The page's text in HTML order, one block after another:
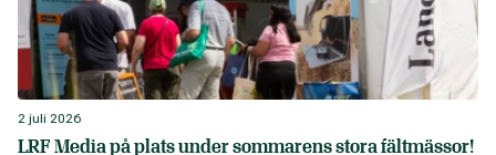
2 juli 2026
LRF Media på plats under sommarens stora fältmässor!